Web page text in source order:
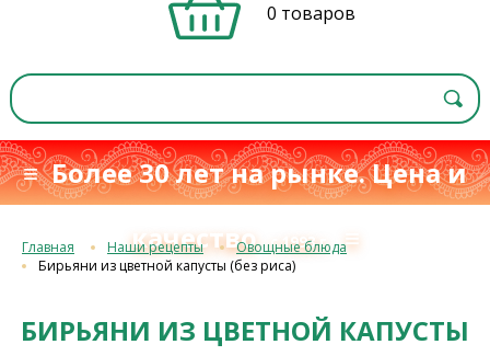
0 товаров
≡ Более 30 лет на рынке. Цена и
качествос 1993 г.≡
Главная Наши рецепты
Овощные блюда
Бирьяни из цветной капусты (без риса)
БИРЬЯНИ ИЗ ЦВЕТНОЙ КАПУСТЫ